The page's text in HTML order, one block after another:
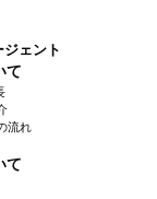
ェント
て
流れ
て